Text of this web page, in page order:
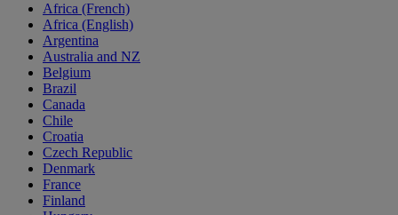
Africa (French)
Africa (English)
Argentina
Australia and NZ
Belgium
Brazil
Canada
Chile
Croatia
Czech Republic
Denmark
France
Finland